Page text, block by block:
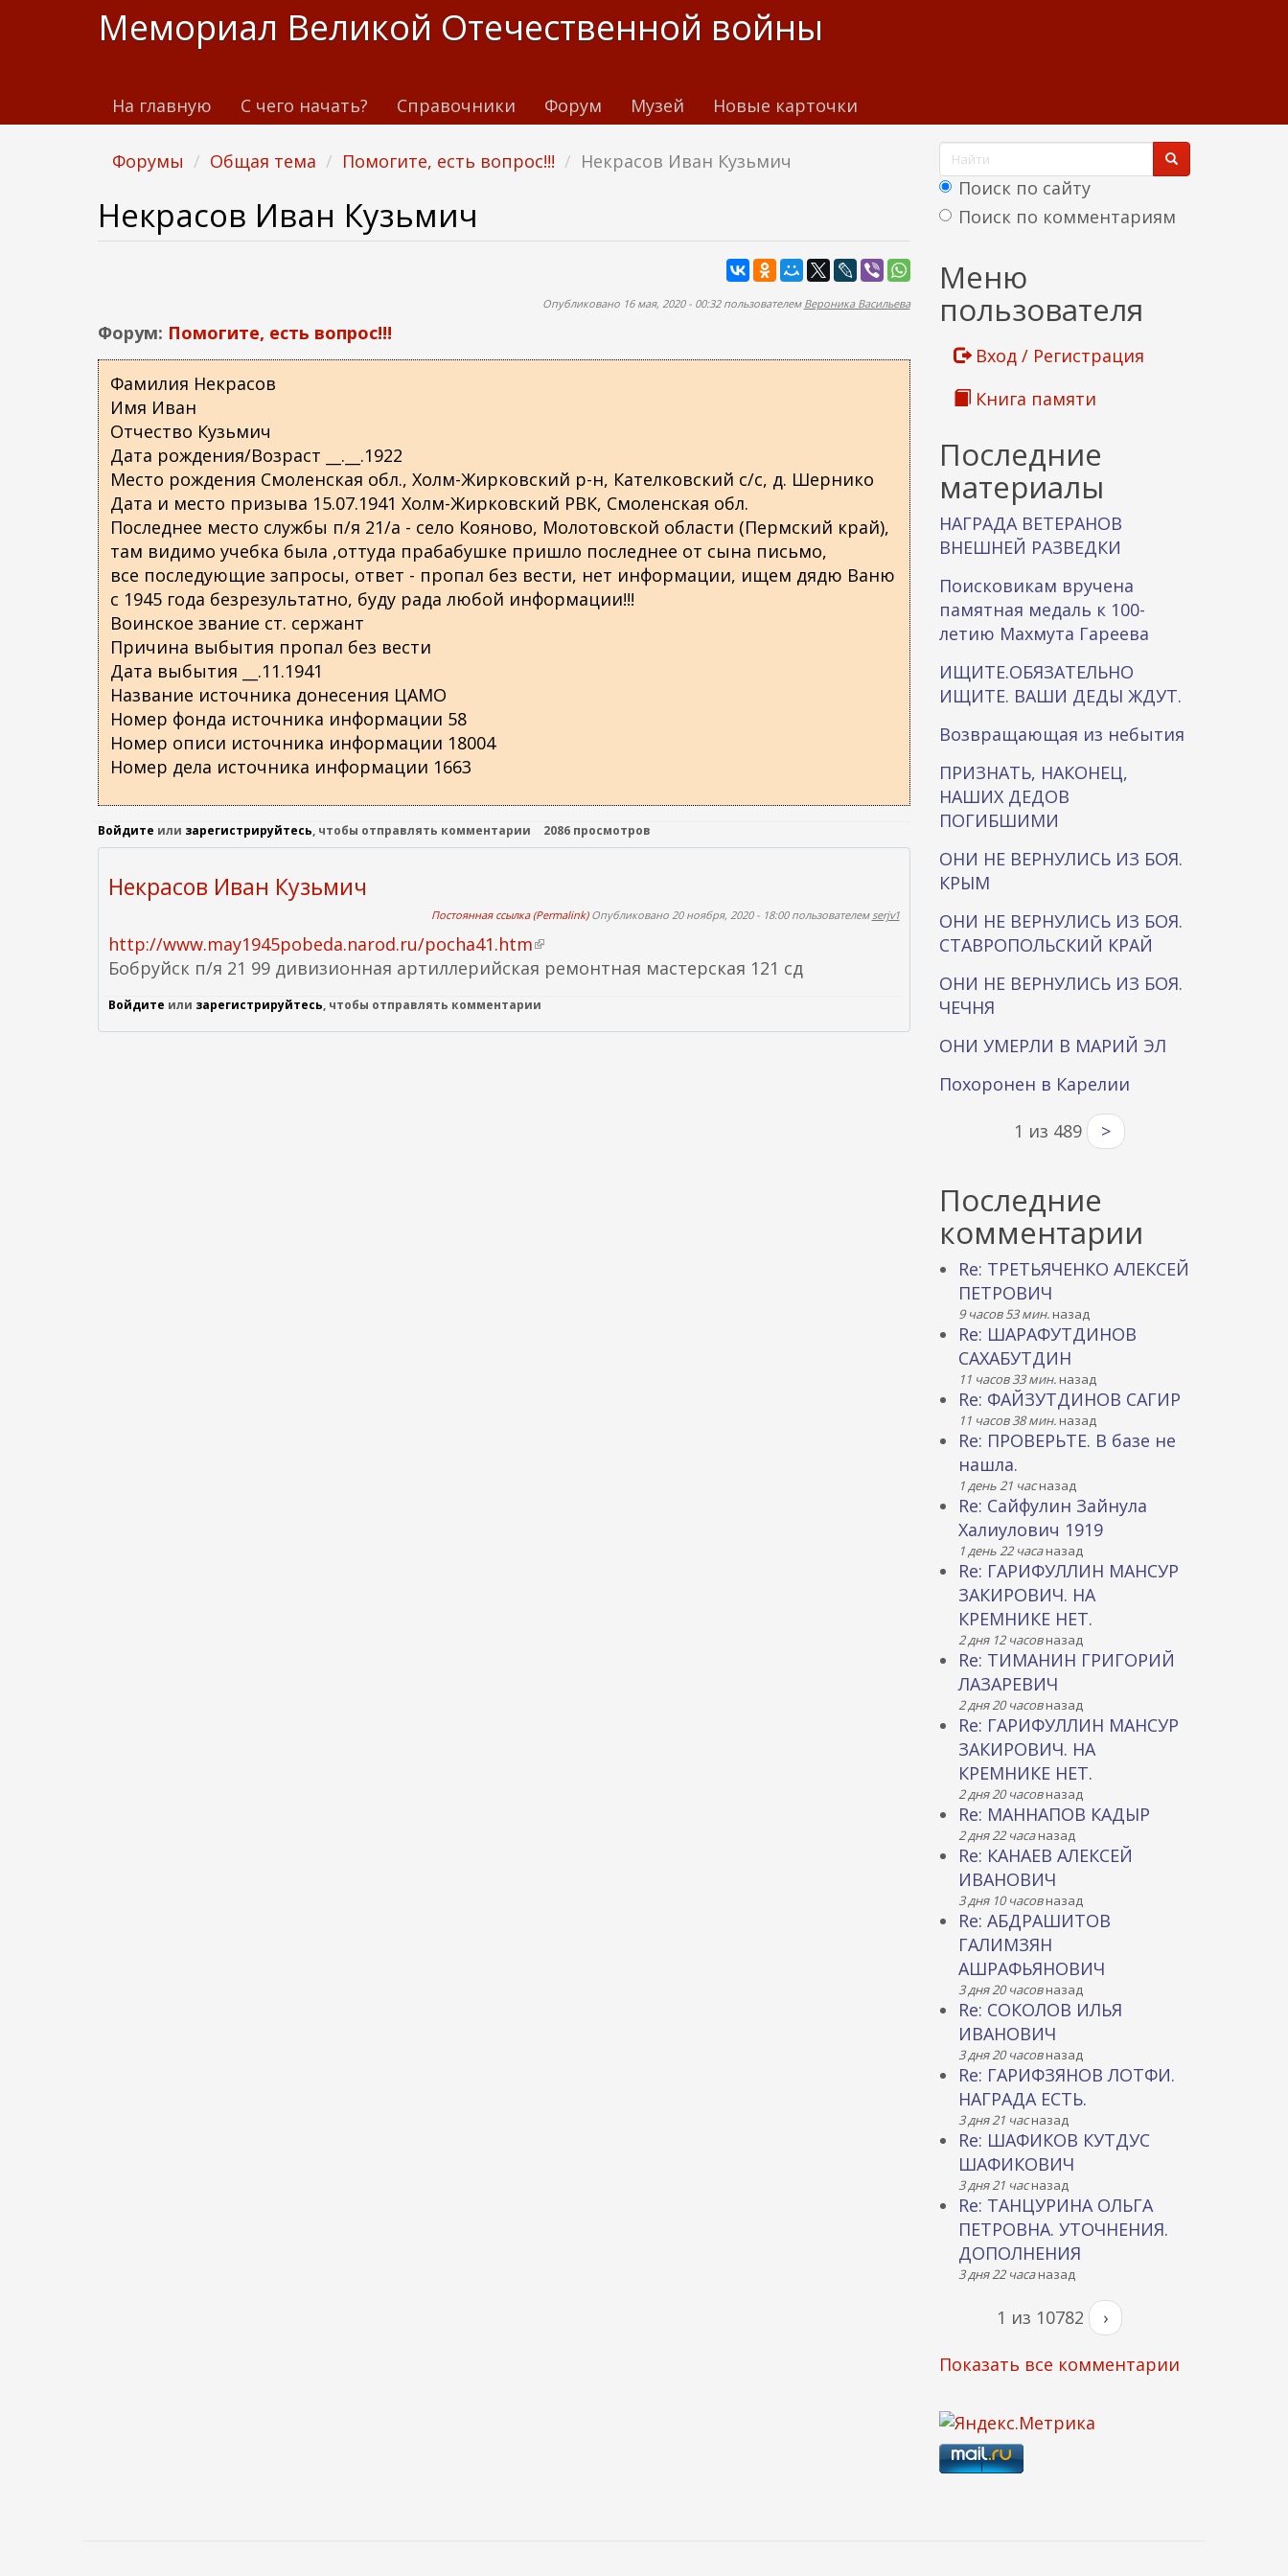
т
Мемориал Великой Отечественной войны
На главную С чего начать? Справочники Форум Музей Новые карточки
Форумы Общая тема Помогите, есть вопрос!!! Некрасов Иван Кузьмич
Некрасов Иван Кузьмич
Опубликовано 16 мая, 2020 - 00:32 пользователем Вероника Васильева
Форум: Помогите, есть вопрос!!!
Фамилия Некрасов
Имя Иван
Отчество Кузьмич
Дата рождения/Возраст __.__.1922
Место рождения Смоленская обл., Холм-Жирковский р-н, Кателковский с/с, д. Шернико
Дата и место призыва 15.07.1941 Холм-Жирковский РВК, Смоленская обл.
Последнее место службы п/я 21/а - село Кояново, Молотовской области (Пермский край),
там видимо учебка была ,оттуда прабабушке пришло последнее от сына письмо,
все последующие запросы, ответ - пропал без вести, нет информации, ищем дядю Ваню
с 1945 года безрезультатно, буду рада любой информации!!!
Воинское звание ст. сержант
Причина выбытия пропал без вести
Дата выбытия __.11.1941
Название источника донесения ЦАМО
Номер фонда источника информации 58
Номер описи источника информации 18004
Номер дела источника информации 1663
Войдите или зарегистрируйтесь, чтобы отправлять комментарии 2086 просмотров
Некрасов Иван Кузьмич
Постоянная ссылка (Permalink)Опубликовано 20 ноября, 2020 - 18:00 пользователемserjv1
http://www.may1945pobeda.narod.ru/pocha41.htm(
в
е
ш
Бобруйск п/я 21 99 дивизионная артиллерийская ремонтная мастерская 121 сд
Войдите или зарегистрируйтесь, чтобы отправлять комментарии
Ф
о
р
а
п
о
и
к
а
Поиск по сайту
Поиск по комментариям
Меню
пользователя
Вход / Регистрация
Книга памяти
Последние
материалы
НАГРАДА ВЕТЕРАНОВ
ВНЕШНЕЙ РАЗВЕДКИ
Поисковикам вручена
памятная медаль к 100-
летию Махмута Гареева
ИЩИТЕ.ОБЯЗАТЕЛЬНО
ИЩИТЕ. ВАШИ ДЕДЫ ЖДУТ.
Возвращающая из небытия
ПРИЗНАТЬ, НАКОНЕЦ,
НАШИХ ДЕДОВ
ПОГИБШИМИ
ОНИ НЕ ВЕРНУЛИСЬ ИЗ БОЯ.
КРЫМ
ОНИ НЕ ВЕРНУЛИСЬ ИЗ БОЯ.
СТАВРОПОЛЬСКИЙ КРАЙ
ОНИ НЕ ВЕРНУЛИСЬ ИЗ БОЯ.
ЧЕЧНЯ
ОНИ УМЕРЛИ В МАРИЙ ЭЛ
Похоронен в Карелии
1 из 489 >
Последние
комментарии
Re: ТРЕТЬЯЧЕНКО АЛЕКСЕЙ
ПЕТРОВИЧ
9 часов 53 мин.назад
Re: ШАРАФУТДИНОВ
САХАБУТДИН
11 часов 33 мин.назад
Re: ФАЙЗУТДИНОВ САГИР
11 часов 38 мин.назад
Re: ПРОВЕРЬТЕ. В базе не
нашла.
1 день 21 часназад
Re: Сайфулин Зайнула
Халиулович 1919
1 день 22 часаназад
Re: ГАРИФУЛЛИН МАНСУР
ЗАКИРОВИЧ. НА
КРЕМНИКЕ НЕТ.
2 дня 12 часовназад
Re: ТИМАНИН ГРИГОРИЙ
ЛАЗАРЕВИЧ
2 дня 20 часовназад
Re: ГАРИФУЛЛИН МАНСУР
ЗАКИРОВИЧ. НА
КРЕМНИКЕ НЕТ.
2 дня 20 часовназад
Re: МАННАПОВ КАДЫР
2 дня 22 часаназад
Re: КАНАЕВ АЛЕКСЕЙ
ИВАНОВИЧ
3 дня 10 часовназад
Re: АБДРАШИТОВ
ГАЛИМЗЯН
АШРАФЬЯНОВИЧ
3 дня 20 часовназад
Re: СОКОЛОВ ИЛЬЯ
ИВАНОВИЧ
3 дня 20 часовназад
Re: ГАРИФЗЯНОВ ЛОТФИ.
НАГРАДА ЕСТЬ.
3 дня 21 часназад
Re: ШАФИКОВ КУТДУС
ШАФИКОВИЧ
3 дня 21 часназад
Re: ТАНЦУРИНА ОЛЬГА
ПЕТРОВНА. УТОЧНЕНИЯ.
ДОПОЛНЕНИЯ
3 дня 22 часаназад
1 из 10782 ›
Показать все комментарии